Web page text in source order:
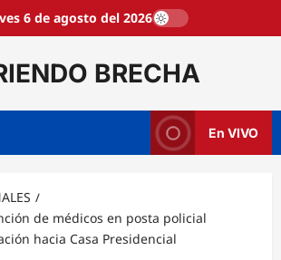
6 de agosto del 2026
BRECHA
En VIVO
de médicos en posta policial
hacia Casa Presidencial